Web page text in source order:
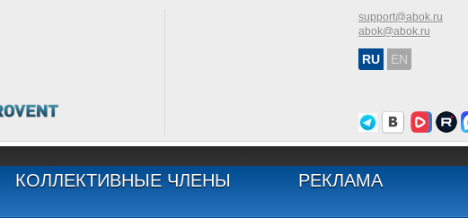
support@abok.ru
abok@abok.ru
RU EN
КОЛЛЕКТИВНЫЕ ЧЛЕНЫ
РЕКЛАМА